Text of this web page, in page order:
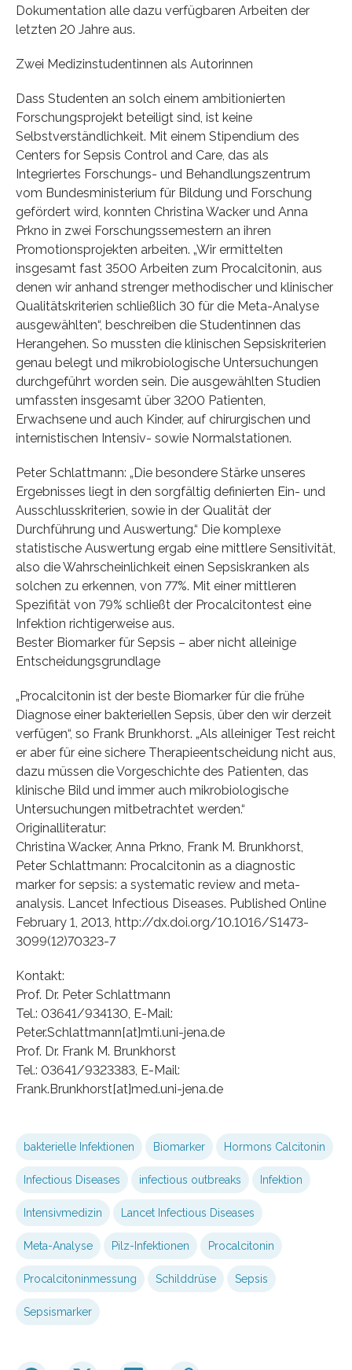
Dokumentation alle dazu verfügbaren Arbeiten der
letzten 20 Jahre aus.
Zwei Medizinstudentinnen als Autorinnen
Dass Studenten an solch einem ambitionierten
Forschungsprojekt beteiligt sind, ist keine
Selbstverständlichkeit. Mit einem Stipendium des
Centers for Sepsis Control and Care, das als
Integriertes Forschungs- und Behandlungszentrum
vom Bundesministerium für Bildung und Forschung
gefördert wird, konnten Christina Wacker und Anna
Prkno in zwei Forschungssemestern an ihren
Promotionsprojekten arbeiten. „Wir ermittelten
insgesamt fast 3500 Arbeiten zum Procalcitonin, aus
denen wir anhand strenger methodischer und klinischer
Qualitätskriterien schließlich 30 für die Meta-Analyse
ausgewählten“, beschreiben die Studentinnen das
Herangehen. So mussten die klinischen Sepsiskriterien
genau belegt und mikrobiologische Untersuchungen
durchgeführt worden sein. Die ausgewählten Studien
umfassten insgesamt über 3200 Patienten,
Erwachsene und auch Kinder, auf chirurgischen und
internistischen Intensiv- sowie Normalstationen.
Peter Schlattmann: „Die besondere Stärke unseres
Ergebnisses liegt in den sorgfältig definierten Ein- und
Ausschlusskriterien, sowie in der Qualität der
Durchführung und Auswertung.“ Die komplexe
statistische Auswertung ergab eine mittlere Sensitivität,
also die Wahrscheinlichkeit einen Sepsiskranken als
solchen zu erkennen, von 77%. Mit einer mittleren
Spezifität von 79% schließt der Procalcitontest eine
Infektion richtigerweise aus.
Bester Biomarker für Sepsis – aber nicht alleinige
Entscheidungsgrundlage
„Procalcitonin ist der beste Biomarker für die frühe
Diagnose einer bakteriellen Sepsis, über den wir derzeit
verfügen“, so Frank Brunkhorst. „Als alleiniger Test reicht
er aber für eine sichere Therapieentscheidung nicht aus,
dazu müssen die Vorgeschichte des Patienten, das
klinische Bild und immer auch mikrobiologische
Untersuchungen mitbetrachtet werden.“
Originalliteratur:
Christina Wacker, Anna Prkno, Frank M. Brunkhorst,
Peter Schlattmann: Procalcitonin as a diagnostic
marker for sepsis: a systematic review and meta-
analysis. Lancet Infectious Diseases. Published Online
February 1, 2013, http://dx.doi.org/10.1016/S1473-
3099(12)70323-7
Kontakt:
Prof. Dr. Peter Schlattmann
Tel.: 03641/934130, E-Mail:
Peter.Schlattmann[at]mti.uni-jena.de
Prof. Dr. Frank M. Brunkhorst
Tel.: 03641/9323383, E-Mail:
Frank.Brunkhorst[at]med.uni-jena.de
bakterielle Infektionen Biomarker Hormons Calcitonin
Infectious Diseases infectious outbreaks Infektion
Intensivmedizin Lancet Infectious Diseases
Meta-Analyse Pilz-Infektionen Procalcitonin
Procalcitoninmessung Schilddrüse Sepsis
Sepsismarker